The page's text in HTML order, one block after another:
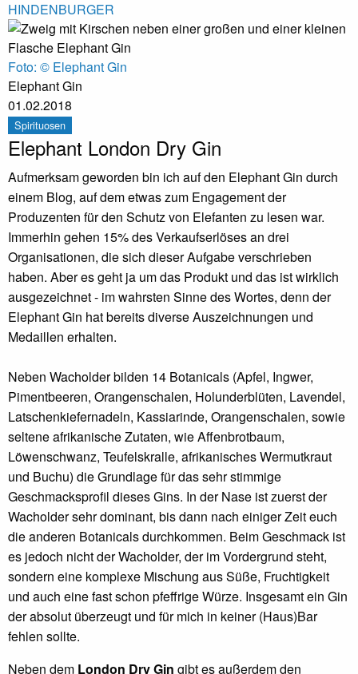
HINDENBURGER
Foto: © Elephant Gin
Elephant Gin
01.02.2018
Spirituosen
Elephant London Dry Gin
Aufmerksam geworden bin ich auf den Elephant Gin durch
einem Blog, auf dem etwas zum Engagement der
Produzenten für den Schutz von Elefanten zu lesen war.
Immerhin gehen 15% des Verkaufserlöses an drei
Organisationen, die sich dieser Aufgabe verschrieben
haben. Aber es geht ja um das Produkt und das ist wirklich
ausgezeichnet - im wahrsten Sinne des Wortes, denn der
Elephant Gin hat bereits diverse Auszeichnungen und
Medaillen erhalten.
Neben Wacholder bilden 14 Botanicals (Apfel, Ingwer,
Pimentbeeren, Orangenschalen, Holunderblüten, Lavendel,
Latschenkiefernadeln, Kassiarinde, Orangenschalen, sowie
seltene afrikanische Zutaten, wie Affenbrotbaum,
Löwenschwanz, Teufelskralle, afrikanisches Wermutkraut
und Buchu) die Grundlage für das sehr stimmige
Geschmacksprofil dieses Gins. In der Nase ist zuerst der
Wacholder sehr dominant, bis dann nach einiger Zeit euch
die anderen Botanicals durchkommen. Beim Geschmack ist
es jedoch nicht der Wacholder, der im Vordergrund steht,
sondern eine komplexe Mischung aus Süße, Fruchtigkeit
und auch eine fast schon pfeffrige Würze. Insgesamt ein Gin
der absolut überzeugt und für mich in keiner (Haus)Bar
fehlen sollte.
Neben dem London Dry Gin gibt es außerdem den